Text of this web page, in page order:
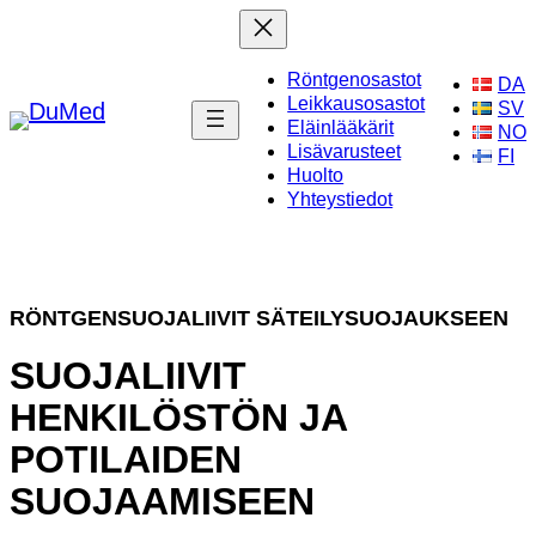
Röntgenosastot
Leikkausosastot
Eläinlääkärit
Lisävarusteet
Huolto
Yhteystiedot
DA
SV
NO
FI
RÖNTGENSUOJALIIVIT SÄTEILYSUOJAUKSEEN
SUOJALIIVIT
HENKILÖSTÖN JA
POTILAIDEN
SUOJAAMISEEN